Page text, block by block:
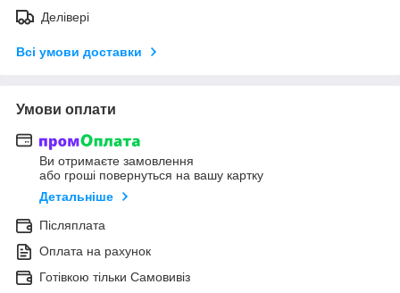
Делівері
Всі умови доставки
Умови оплати
Ви отримаєте замовлення
або гроші повернуться на вашу картку
Детальніше
Післяплата
Оплата на рахунок
Готівкою тільки Самовивіз